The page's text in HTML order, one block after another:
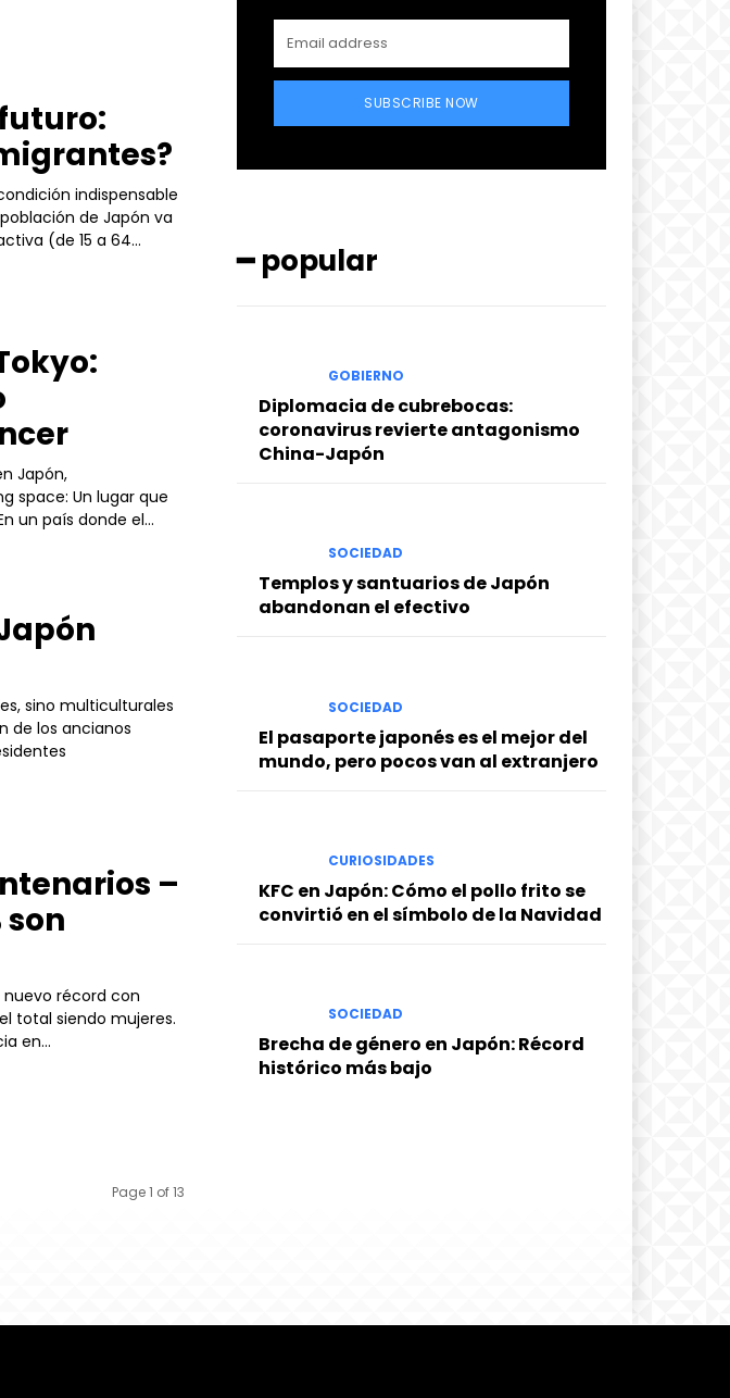
indispensable
de Japón va
(de 15 a 64...
Japón,
space: Un lugar que
tener una vida laboral nómada. En un país donde el...
sino multiculturales
de los ancianos
–
son
récord con
total siendo mujeres.
en...
Page 1 of 13
SUBSCRIBE NOW
━ popular
GOBIERNO
Diplomacia de cubrebocas:
coronavirus revierte antagonismo
China-Japón
SOCIEDAD
Templos y santuarios de Japón
abandonan el efectivo
SOCIEDAD
El pasaporte japonés es el mejor del
mundo, pero pocos van al extranjero
CURIOSIDADES
KFC en Japón: Cómo el pollo frito se
convirtió en el símbolo de la Navidad
SOCIEDAD
Brecha de género en Japón: Récord
histórico más bajo